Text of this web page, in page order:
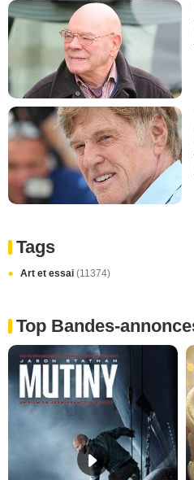
Tags
Art et essai (11374)
Top Bandes-